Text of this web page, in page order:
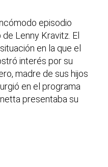
episodio
Lenny Kravitz. El
en la que el
interés por su
madre de sus hijos
en el programa
presentaba su